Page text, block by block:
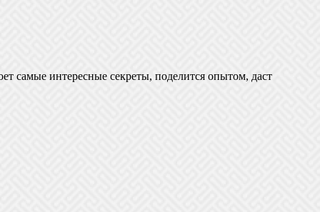
самые интересные секреты, поделится опытом, даст